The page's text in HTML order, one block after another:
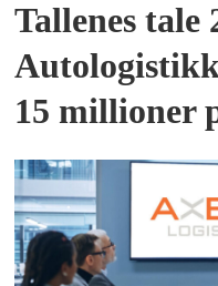
Tallenes tale
15 millioner